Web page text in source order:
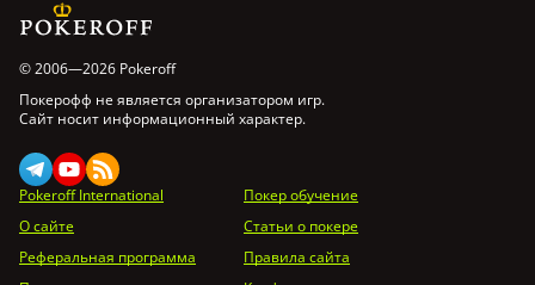
© 2006—2026 Pokeroff
Покерофф не является организатором игр.
Сайт носит информационный характер.
Pokeroff International
Покер обучение
О сайте
Статьи о покере
Реферальная программа
Правила сайта